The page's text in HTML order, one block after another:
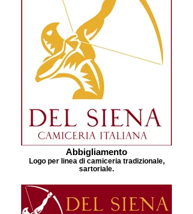
Abbigliamento
Logo per linea di camiceria tradizionale,
sartoriale.